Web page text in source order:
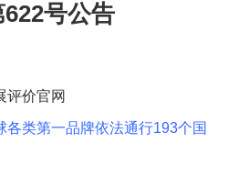
622号公告
评价官网
类第一品牌依法通行193个国